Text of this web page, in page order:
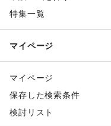
特集一覧
マイページ
マイページ
保存した検索条件
検討リスト